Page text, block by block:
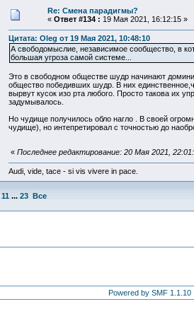
Re: Смена парадигмы?
« Ответ #134 : 19 Мая 2021, 16:12:15 »
Цитата: Oleg от 19 Мая 2021, 10:48:10
А свободомыслие, независимое сообщество, в
большая угроза самой системе...
Это в свободном обществе шудр начинают
общество победивших шудр. В них
вырвут кусок изо рта любого. Просто такова их
задумывалось.
Но чудище получилось обло нагло . В своей
чудище), но интепретировал с точностью до
« Последнее редактирование: 20 Мая 2021,
Audi, vide, tace - si vis vivere in pace.
11 ... 23 Все
Powered by SMF 1.1.10